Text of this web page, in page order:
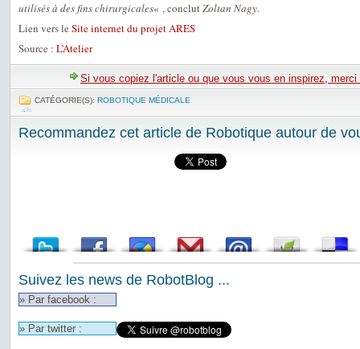
utilisés à des fins chirurgicales« , conclutZoltan Nagy.
Lien vers le Site internet du projet ARES
Source : L’Atelier
Si vous copiez l'article ou que vous vous en inspirez,
CATÉGORIE(S): ROBOTIQUE MÉDICALE
Recommandez cet article de Robotique autour de
Suivez les news de RobotBlog ...
» Par facebook :
» Par twitter :